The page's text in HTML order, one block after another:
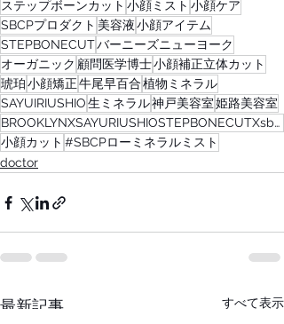
ステップボーンカット 小顔ミスト 小顔ケア
SBCPプロダクト 美容液小顔アイテム
STEPBONECUTバーニーズニューヨーク
オーガニック 顧問医学博士小顔補正立体カット
琥珀小顔矯正牛尾早百合植物ミネラル
SAYUIRIUSHIO生ミネラル神戸美容室姫路美容室
BROOKLYNXSAYURIUSHIOSTEPBONECUTXsbcpXSTEP
小顔カット #SBCPローミネラルミスト
doctor
最新記事 すべて表示